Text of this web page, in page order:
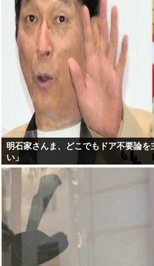
明石家さんま、どこでもドア不要論
い」